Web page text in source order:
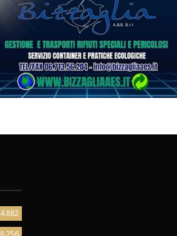
8.256